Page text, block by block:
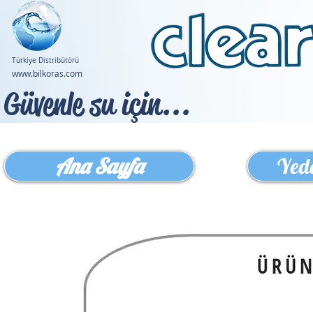
Türkiye Distribütörü
www.bilkoras.com
Güvenle su için...
Ana Sayfa